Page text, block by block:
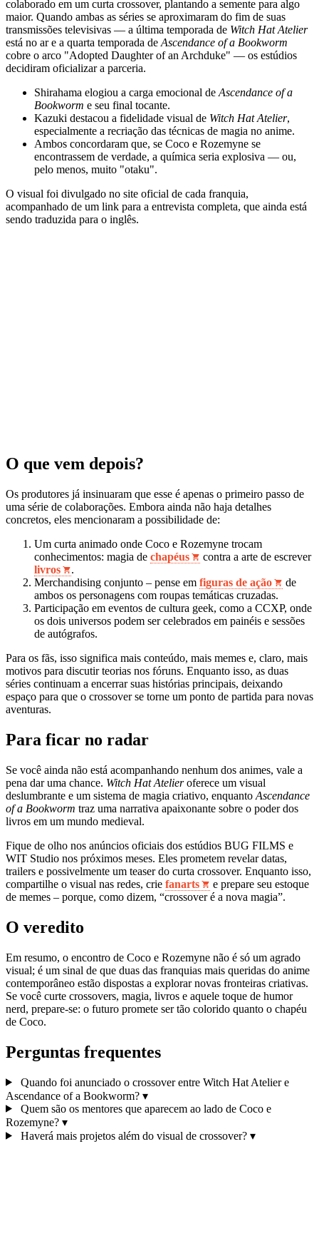
colaborado em um curta crossover, plantando a semente para algo
maior. Quando ambas as séries se aproximaram do fim de suas
transmissões televisivas — a última temporada de Witch Hat Atelier
está no ar e a quarta temporada deAscendance of a Bookworm
cobre o arco "Adopted Daughter of an Archduke" — os estúdios
decidiram oficializar a parceria.
Shirahama elogiou a carga emocional deAscendance of a
Bookworm e seu final tocante.
Kazuki destacou a fidelidade visual de Witch Hat Atelier,
especialmente a recriação das técnicas de magia no anime.
Ambos concordaram que, se Coco e Rozemyne se
encontrassem de verdade, a química seria explosiva — ou,
pelo menos, muito "otaku".
O visual foi divulgado no site oficial de cada franquia,
acompanhado de um link para a entrevista completa, que ainda está
sendo traduzida para o inglês.
O que vem depois?
Os produtores já insinuaram que esse é apenas o primeiro passo de
uma série de colaborações. Embora ainda não haja detalhes
concretos, eles mencionaram a possibilidade de:
Um curta animado onde Coco e Rozemyne trocam
conhecimentos: magia de chapéus
contra a arte de escrever
livros
.
Merchandising conjunto – pense em figuras de ação
de
ambos os personagens com roupas temáticas cruzadas.
Participação em eventos de cultura geek, como a CCXP, onde
os dois universos podem ser celebrados em painéis e sessões
de autógrafos.
Para os fãs, isso significa mais conteúdo, mais memes e, claro, mais
motivos para discutir teorias nos fóruns. Enquanto isso, as duas
séries continuam a encerrar suas histórias principais, deixando
espaço para que o crossover se torne um ponto de partida para novas
aventuras.
Para ficar no radar
Se você ainda não está acompanhando nenhum dos animes, vale a
pena dar uma chance. Witch Hat Atelieroferece um visual
deslumbrante e um sistema de magia criativo, enquanto Ascendance
of a Bookworm traz uma narrativa apaixonante sobre o poder dos
livros em um mundo medieval.
Fique de olho nos anúncios oficiais dos estúdios BUG FILMS e
WIT Studio nos próximos meses. Eles prometem revelar datas,
trailers e possivelmente um teaser do curta crossover. Enquanto isso,
compartilhe o visual nas redes, crie fanarts
e prepare seu estoque
de memes – porque, como dizem, “crossover é a nova magia”.
O veredito
Em resumo, o encontro de Coco e Rozemyne não é só um agrado
visual; é um sinal de que duas das franquias mais queridas do anime
contemporâneo estão dispostas a explorar novas fronteiras criativas.
Se você curte crossovers, magia, livros e aquele toque de humor
nerd, prepare-se: o futuro promete ser tão colorido quanto o chapéu
de Coco.
Perguntas frequentes
Quando foi anunciado o crossover entre Witch Hat Atelier e
Ascendance of a Bookworm? ▾
Quem são os mentores que aparecem ao lado de Coco e
Rozemyne? ▾
Haverá mais projetos além do visual de crossover? ▾